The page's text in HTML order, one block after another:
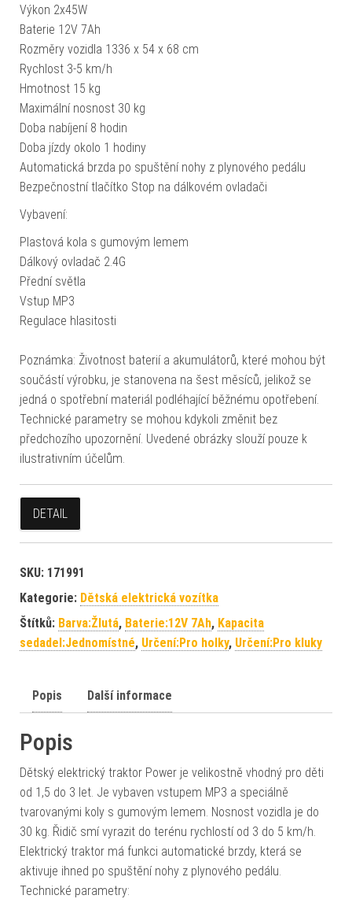
Výkon 2x45W
Baterie 12V 7Ah
Rozměry vozidla 1336 x 54 x 68 cm
Rychlost 3-5 km/h
Hmotnost 15 kg
Maximální nosnost 30 kg
Doba nabíjení 8 hodin
Doba jízdy okolo 1 hodiny
Automatická brzda po spuštění nohy z plynového pedálu
Bezpečnostní tlačítko Stop na dálkovém ovladači
Vybavení:
Plastová kola s gumovým lemem
Dálkový ovladač 2.4G
Přední světla
Vstup MP3
Regulace hlasitosti
Poznámka: Životnost baterií a akumulátorů, které mohou být
součástí výrobku, je stanovena na šest měsíců, jelikož se
jedná o spotřební materiál podléhající běžnému opotřebení.
Technické parametry se mohou kdykoli změnit bez
předchozího upozornění. Uvedené obrázky slouží pouze k
ilustrativním účelům.
DETAIL
SKU: 171991
Kategorie: Dětská elektrická vozítka
Štítků: Barva:Žlutá, Baterie:12V 7Ah, Kapacita
sedadel:Jednomístné, Určení:Pro holky, Určení:Pro kluky
Popis Další informace
Popis
Dětský elektrický traktor Power je velikostně vhodný pro děti
od 1,5 do 3 let. Je vybaven vstupem MP3 a speciálně
tvarovanými koly s gumovým lemem. Nosnost vozidla je do
30 kg. Řidič smí vyrazit do terénu rychlostí od 3 do 5 km/h.
Elektrický traktor má funkci automatické brzdy, která se
aktivuje ihned po spuštění nohy z plynového pedálu.
Technické parametry: